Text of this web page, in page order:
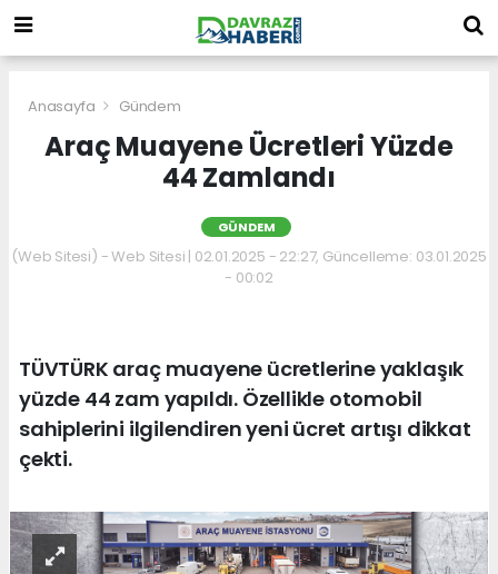
Anasayfa Gündem
Araç Muayene Ücretleri Yüzde
44 Zamlandı
GÜNDEM
(Web Sitesi) - Web Sitesi | 02.01.2025 - 22:27, Güncelleme: 03.01.2025
- 00:02
TÜVTÜRK araç muayene ücretlerine yaklaşık
yüzde 44 zam yapıldı. Özellikle otomobil
sahiplerini ilgilendiren yeni ücret artışı dikkat
çekti.